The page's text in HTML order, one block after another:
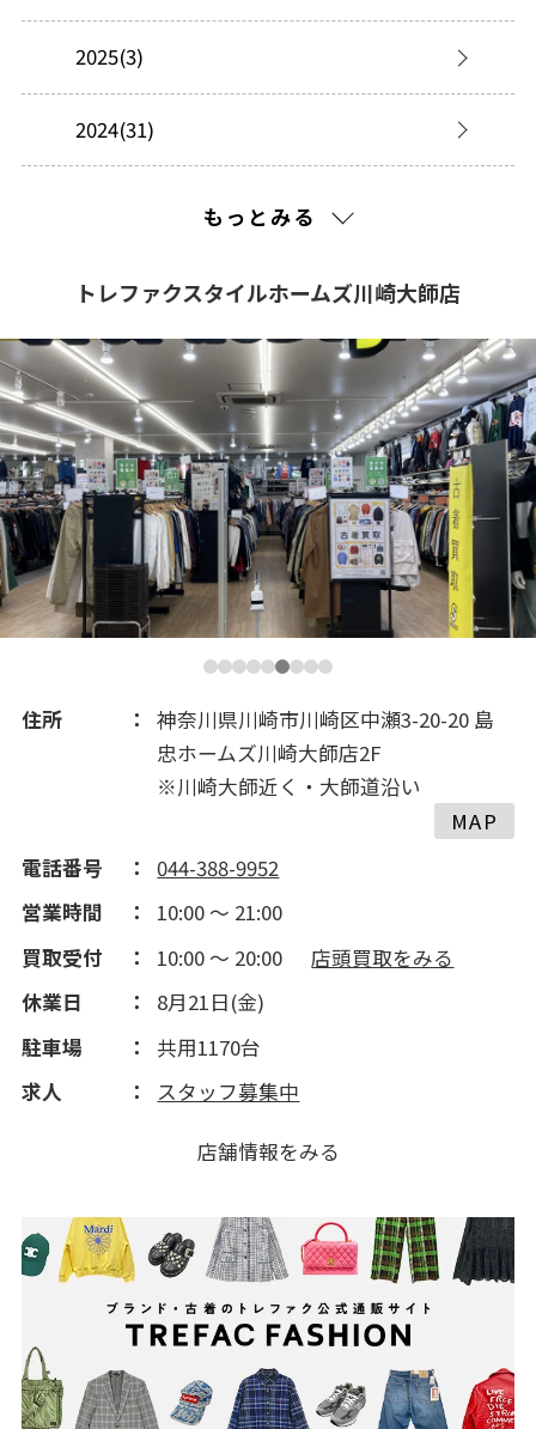
2025(3)
2024(31)
2021(445)
2020(217)
2019(238)
2018(243)
2017(305)
2016(194)
2015(237)
2014(202)
2013(50)
2012(143)
もっとみる
トレファクスタイルホームズ川崎大師店
住所
神奈川県川崎市川崎区中瀬3-20-20 島
忠ホームズ川崎大師店2F
※川崎大師近く・大師道沿い
MAP
電話番号
044-388-9952
営業時間
10:00 ～ 21:00
買取受付
10:00 ～ 20:00
店頭買取をみる
休業日
8月21日(金)
駐車場
共用1170台
求人
スタッフ募集中
店舗情報をみる